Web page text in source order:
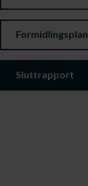
Formidlingsplan
Sluttrapport